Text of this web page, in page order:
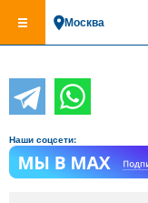
основному
Москва
Наши соцсети: